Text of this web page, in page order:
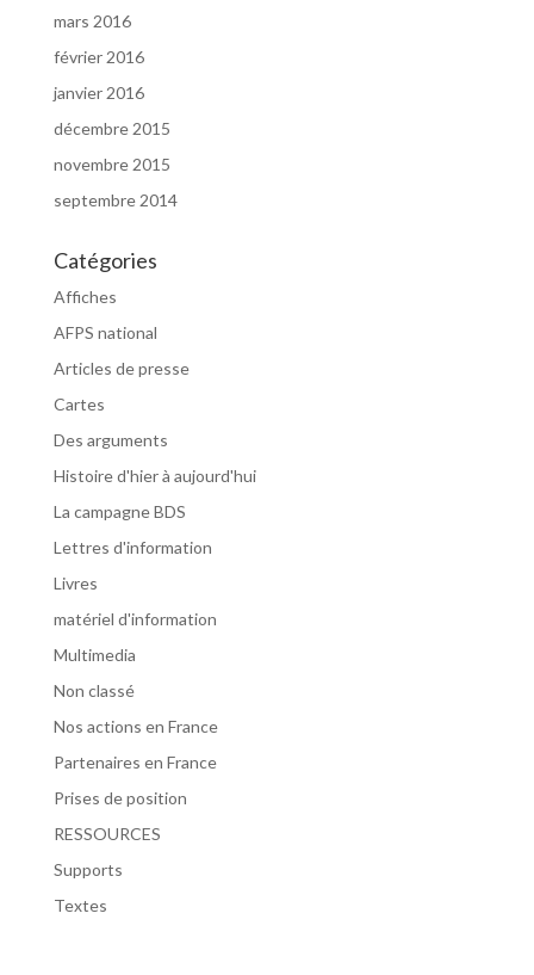
mars 2016
février 2016
janvier 2016
décembre 2015
novembre 2015
septembre 2014
Catégories
Affiches
AFPS national
Articles de presse
Cartes
Des arguments
Histoire d'hier à aujourd'hui
La campagne BDS
Lettres d'information
Livres
matériel d'information
Multimedia
Non classé
Nos actions en France
Partenaires en France
Prises de position
RESSOURCES
Supports
Textes